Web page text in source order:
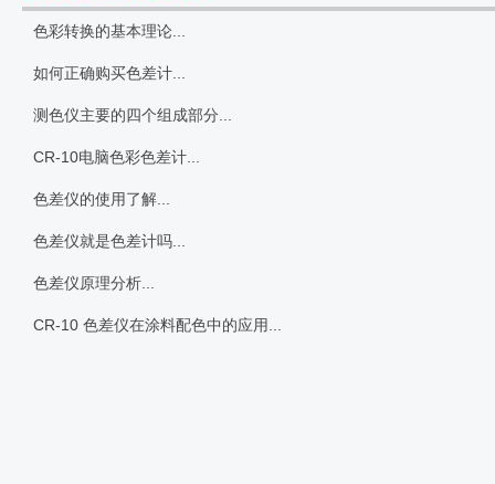
色彩转换的基本理论...
如何正确购买色差计...
测色仪主要的四个组成部分...
CR-10电脑色彩色差计...
色差仪的使用了解...
色差仪就是色差计吗...
色差仪原理分析...
CR-10 色差仪在涂料配色中的应用...